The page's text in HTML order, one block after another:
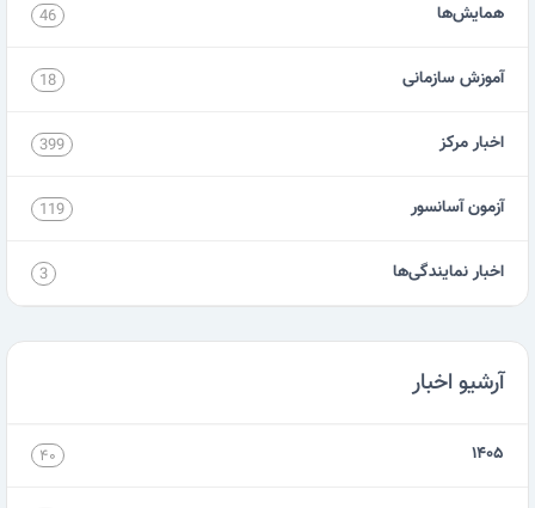
همایش‌ها 46
آموزش سازمانی 18
اخبار مرکز 399
آزمون آسانسور 119
اخبار نمایندگی‌ها 3
آرشیو اخبار
۱۴۰۵ ۴۰